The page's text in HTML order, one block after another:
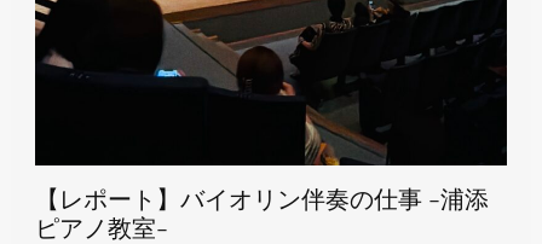
【レポート】バイオリン伴奏の仕事 -浦添
ピアノ教室-